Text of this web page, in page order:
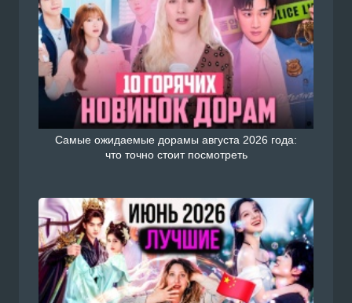
Самые ожидаемые дорамы августа 2026 года:
что точно стоит посмотреть